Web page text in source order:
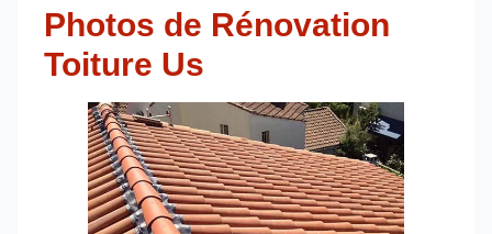
Photos de Rénovation
Toiture Us